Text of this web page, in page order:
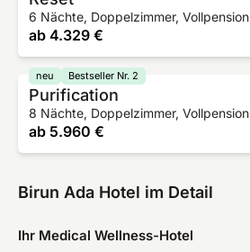
6 Nächte, Doppelzimmer, Vollpension
ab 4.329 €
Purification
8 Nächte, Doppelzimmer, Vollpension
ab 5.960 €
neu Bestseller Nr. 2
Birun Ada Hotel im Detail
Ihr Medical Wellness-Hotel